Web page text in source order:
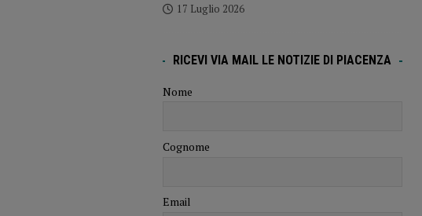
17 Luglio 2026
RICEVI VIA MAIL LE NOTIZIE DI PIACENZA
Nome
Cognome
Email